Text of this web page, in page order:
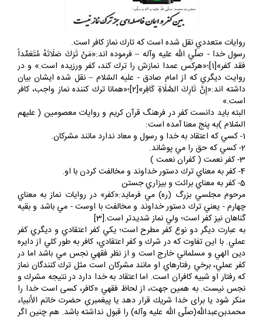
روايات متعددي نقل شده است كه تارك نماز كافر است.
رسول خدا - صلّي الله عليه وآله – فرموده اند:«مَنْ تَرَكَ صَلَاتَهُ مُتَعَمِّداً
فقد كفر»[1]؛«هركس عمدا نمازش را ترك كند، كفر ورزيده است.» و در
روايت ديگري كه از امام صادق - عليه السّلام – نقل شده ايشان بيان
است.»
البته بايد دانست كفر در فرهنگ قرآن كريم و روايات معصومين ( عليهم
السّلام )به پنج معنا آمده است:
1- كسي كه اعتقاد به خدا و رسول و معاد ندارد مانند مشركان.
2- كسي كه حق را مي پوشاند.
3- كفر نعمت ( كفران نعمت )
4- كفر به معناي ترك دستور خداوند و مخالفت كردن با او.
5- كفر به معناي برائت و بيزاري جستن
مرحوم مجلسي بزرگ (ره) مي فرمايد:«كفر» در روايات نماز به معناي
چهارم - يعني ترك دستور خداوند و مخالفت با اوست - مي باشد و بقيه
گناهان نيز كفر است؛ ولي نماز شديدتر است.[3]
به عبارت ديگر دو نوع كفر مطرح است؛ يكي كفر اعتقادي و ديگري كفر
عملي. با اين تفاوت كه در شرك و كفر اعتقادي، كافر به طور كلي از دايره
دين الهي و مسلماني خارج است و از نظر فقهي نجس مي باشد اما در
كفر عملي، برخي رفتارهاي او مانند مشركان است مثل ترك كنندگان نماز
كه رفتار او شبيه كافران است. اما اعتقاد به خدا دارد در نتيجه مشرك و
نجس نيست. به همين جهت، از لحاظ فقهي «كافر، كسى است خدا را
منكر شود يا براى خدا شريك قرار دهد يا پيغمبرىِ حضرت خاتم الأنبياء